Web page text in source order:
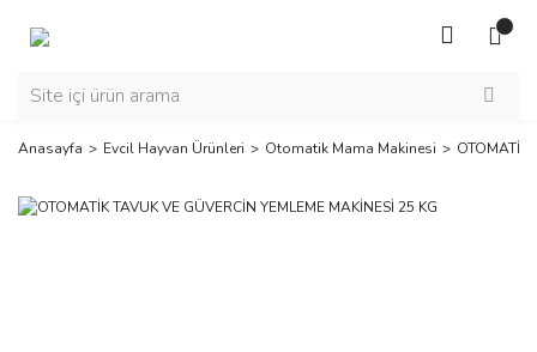
Anasayfa Evcil Hayvan Ürünleri Otomatik Mama Makinesi OTOMATİK